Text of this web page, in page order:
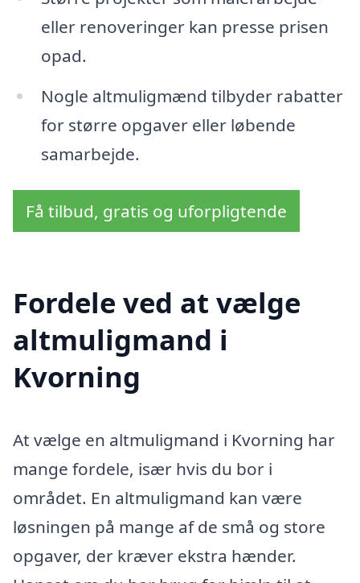
eller renoveringer kan presse prisen
opad.
Nogle altmuligmænd tilbyder rabatter
for større opgaver eller løbende
samarbejde.
Få tilbud, gratis og uforpligtende
Fordele ved at vælge
altmuligmand i
Kvorning
At vælge en altmuligmand i Kvorning har
mange fordele, især hvis du bor i
området. En altmuligmand kan være
løsningen på mange af de små og store
opgaver, der kræver ekstra hænder.